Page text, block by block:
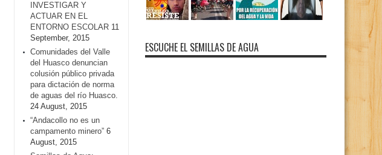
INVESTIGAR Y
ACTUAR EN EL
ENTORNO ESCOLAR 11
September, 2015
Comunidades del Valle
del Huasco denuncian
colusión público privada
para dictación de norma
de aguas del río Huasco.
24 August, 2015
“Andacollo no es un
campamento minero” 6
August, 2015
ESCUCHE EL SEMILLAS DE AGUA